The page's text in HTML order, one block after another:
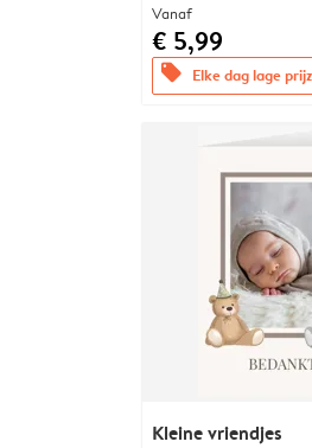
Vanaf
€ 5,99
offers Elke dag lage
Kleine vriendjes